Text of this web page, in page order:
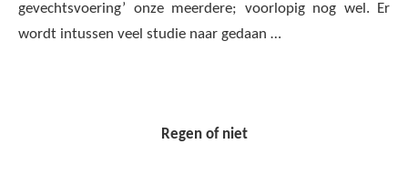
gevechtsvoering’ onze meerdere; voorlopig nog wel. Er
wordt intussen veel studie naar gedaan …
Regen of niet